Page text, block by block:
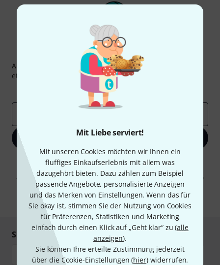
Mit Liebe serviert!
Mit unseren Cookies möchten wir Ihnen ein
fluffiges Einkaufserlebnis mit allem was
dazugehört bieten. Dazu zählen zum Beispiel
passende Angebote, personalisierte Anzeigen
und das Merken von Einstellungen. Wenn das für
Sie okay ist, stimmen Sie der Nutzung von Cookies
für Präferenzen, Statistiken und Marketing
einfach durch einen Klick auf „Geht klar“ zu (alle
anzeigen).
Sie können Ihre erteilte Zustimmung jederzeit
über die Cookie-Einstellungen (hier) widerrufen.
Thomann Newsletter
Abonniere den Thomann Newsletter und gewinne mit
etwas Glück einen von50 Gutscheinen
Inspirierende Beiträge
Deals
Jetzt anmelden
Mit Klick auf „Jetzt anmelden“ stimmen Sie dem Erhalt von E-Mail-
Werbung und einer Messung des E-Mail-Nutzungsverhaltens zu. Die
Abmeldung ist jederzeit möglich. Weitere Informationen finden Sie in
unserenDatenschutzhinweisen.
Sicher einkaufen & bezahlen